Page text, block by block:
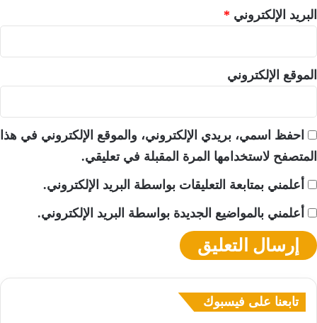
البريد الإلكتروني *
الموقع الإلكتروني
احفظ اسمي، بريدي الإلكتروني، والموقع الإلكتروني في هذا
المتصفح لاستخدامها المرة المقبلة في تعليقي.
أعلمني بمتابعة التعليقات بواسطة البريد الإلكتروني.
أعلمني بالمواضيع الجديدة بواسطة البريد الإلكتروني.
تابعنا على فيسبوك